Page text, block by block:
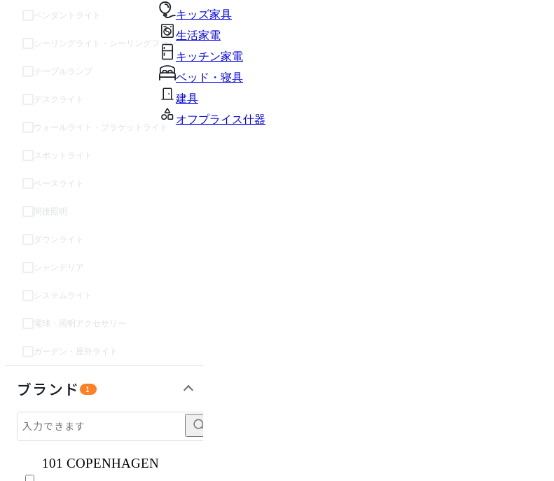
キッズ家具
生活家電
キッチン家電
ベッド・寝具
建具
オフプライス什器
ペンダントライト
シーリングライト・シーリングファン
テーブルランプ
デスクライト
ウォールライト・ブラケットライト
スポットライト
ベースライト
間接照明
ダウンライト
シャンデリア
システムライト
電球・照明アクセサリー
ガーデン・屋外ライト
ブランド 1
101 COPENHAGEN